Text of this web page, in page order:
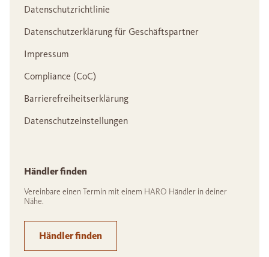
Datenschutzrichtlinie
Datenschutzerklärung für Geschäftspartner
Impressum
Compliance (CoC)
Barrierefreiheitserklärung
Datenschutzeinstellungen
Händler finden
Vereinbare einen Termin mit einem HARO Händler in deiner
Nähe.
Händler finden